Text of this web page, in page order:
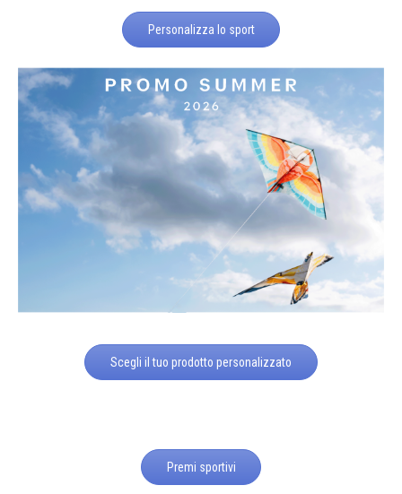
Personalizza lo sport
Scegli il tuo prodotto personalizzato
Premi sportivi